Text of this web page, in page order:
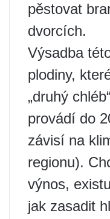
pěstovat
dvorcích.
Výsadba
plodiny,
„druhý
provádí do
závisí na
regionu).
výnos,
jak zasadit